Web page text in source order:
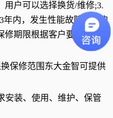
用户可以选择换货/维修;3.
年内，发生性能故障，用户
修期限根据客户要求，以
保修范围东大金智可提供
安装、使用、维护、保管